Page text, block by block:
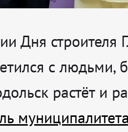
Дня строителя
с людьми,
растёт и